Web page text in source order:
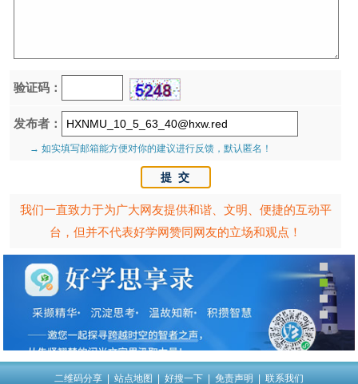
验证码：
发布者：
→ 如实填写邮箱能方便对你的建议进行反馈，默认匿名！
我们一直致力于为广大网友提供和谐、文明、便捷的互动平
台，但并不代表好学网赞同网友的立场和观点！
二维码分享 站点地图 好搜一下 免责声明 联系我们